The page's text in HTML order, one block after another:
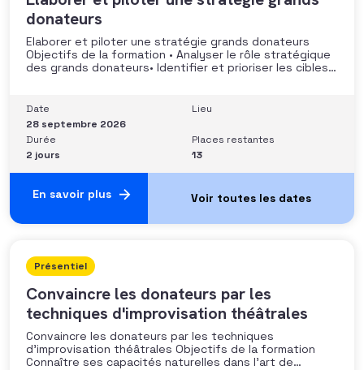
donateurs
Elaborer et piloter une stratégie grands donateurs
Objectifs de la formation • Analyser le rôle stratégique
des grands donateurs• Identifier et prioriser les cibles à
parties prenantes• Construire un argumentaire
personnalisé et piloter le parcours
Date
28 septembre 2026
Lieu
Durée
2 jours
Places restantes
13
En savoir plus
Présentiel
Convaincre les donateurs par les
techniques d'improvisation théâtrales
Convaincre les donateurs par les techniques
d’improvisation théâtrales Objectifs de la formation
Connaître ses capacités naturelles dans l’art de